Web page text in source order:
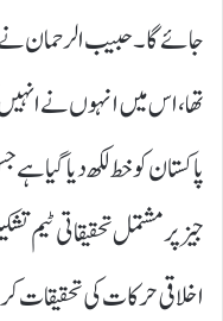
جائے گا۔ حبیب الرحمان
تھا، اس میں انہوں نے
پاکستان کو خط لکھ دیا گیا
جیز پر مشتمل تحقیقاتی
اخلاقی حرکات کی